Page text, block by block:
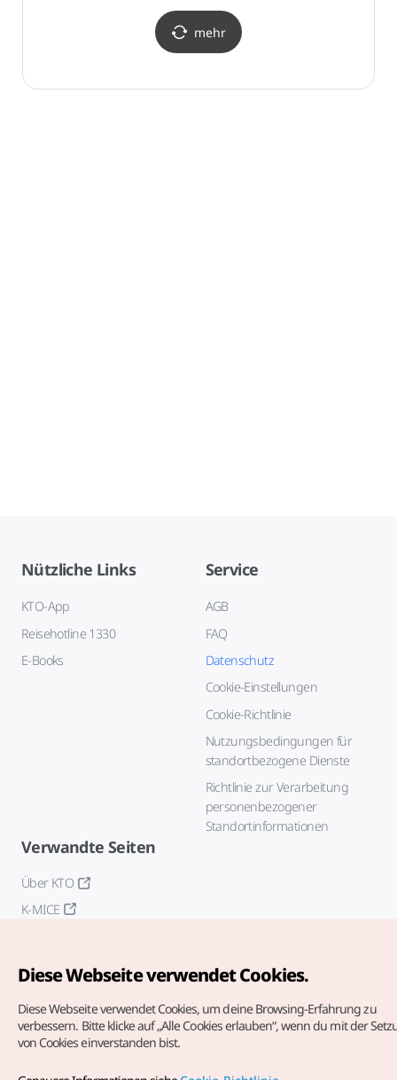
고성이씨탑동파종택)
Beopheungsa (안동
법흥사지 칠층전탑)
mehr
Nützliche Links
KTO-App
Reisehotline 1330
E-Books
Service
AGB
FAQ
Datenschutz
Cookie-Einstellungen
Cookie-Richtlinie
Nutzungsbedingungen für
standortbezogene Dienste
Richtlinie zur Verarbeitung
personenbezogener
Standortinformationen
Verwandte Seiten
Über KTO
K-MICE
vorbehalten.
Diese Webseite verwendet Cookies.
Diese Webseite verwendet Cookies, um deine Browsing-Erfahrung zu
verbessern. Bitte klicke auf „Alle Cookies erlauben“, wenn du mit der
von Cookies einverstanden bist.